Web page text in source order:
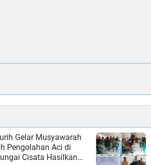
Gelar Musyawarah
Pengolahan Aci di
Cisata Hasilkan